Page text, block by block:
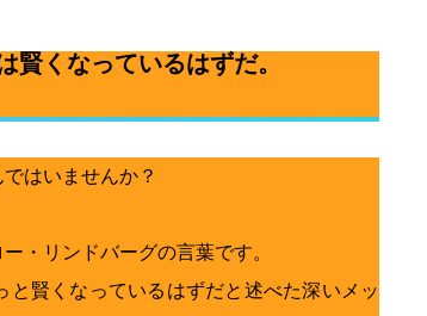
くなっているはずだ。
はいませんか？
・リンドバーグの言葉です。
賢くなっているはずだと述べた深いメッ